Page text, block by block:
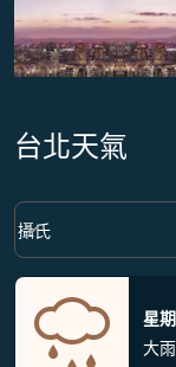
台北天氣
Weather unit
攝氏
keyboard_arrow_down
星
大雨